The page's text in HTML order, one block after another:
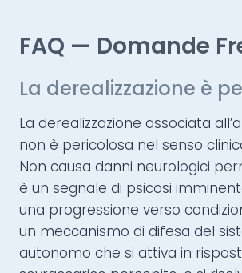
FAQ — Domande
La derealizzazione è
La derealizzazione associata
non è pericolosa nel senso
Non causa danni neurologici
è un segnale di psicosi
una progressione verso
un meccanismo di difesa del
autonomo che si attiva in